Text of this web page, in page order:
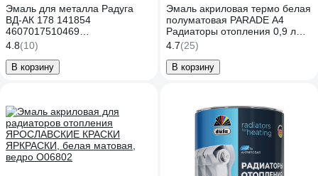
Эмаль для металла Радуга
ВД-АК 178 141854
4607017510469
4630058027900
4.8(10)
В корзину
Эмаль акриловая термо белая
полуматовая PARADE А4
Радиаторы отопления 0,9 л
Россия 90003187636
4.7(25)
В корзину